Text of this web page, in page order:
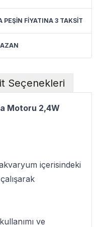
PEŞİN FİYATINA 3 TAKSİT
Seçenekleri
Motoru 2,4W
içerisindeki
kullanımı ve